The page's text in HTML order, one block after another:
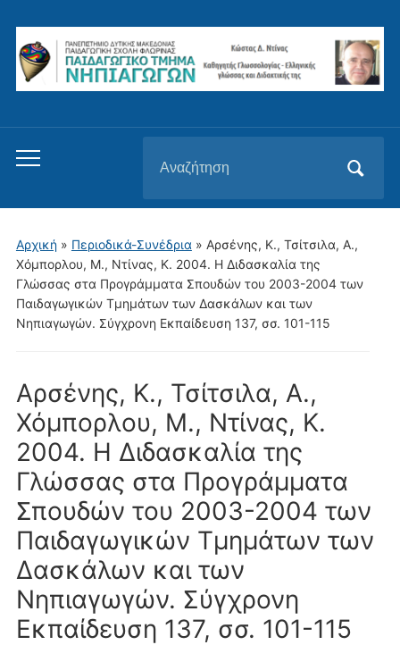
Εναλλαγή
μενού
για
κινητά
για:
Αρχική» Περιοδικά-Συνέδρια » Αρσένης, Κ., Τσίτσιλα, Α.,
Χόμπορλου, Μ., Ντίνας, Κ. 2004. Η Διδασκαλία της
Γλώσσας στα Προγράμματα Σπουδών του 2003-2004 των
Παιδαγωγικών Τμημάτων των Δασκάλων και των
Νηπιαγωγών. Σύγχρονη Εκπαίδευση 137, σσ. 101-115
Αρσένης, Κ., Τσίτσιλα, Α.,
Χόμπορλου, Μ., Ντίνας, Κ.
2004. Η Διδασκαλία της
Γλώσσας στα Προγράμματα
Σπουδών του 2003-2004 των
Παιδαγωγικών Τμημάτων των
Δασκάλων και των
Νηπιαγωγών. Σύγχρονη
Εκπαίδευση 137, σσ. 101-115